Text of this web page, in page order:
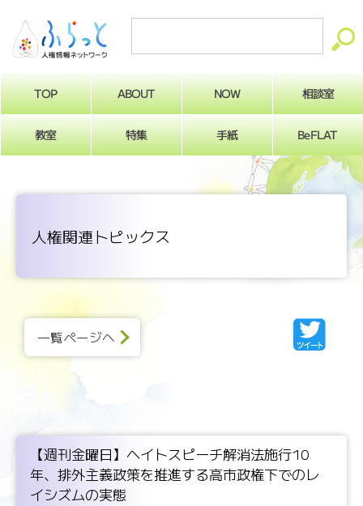
TOP ABOUT NOW 相談室
教室 特集 手紙 BeFLAT
人権関連トピックス
一覧ページへ
【週刊金曜日】ヘイトスピーチ解消法施行10
年、排外主義政策を推進する高市政権下でのレ
イシズムの実態